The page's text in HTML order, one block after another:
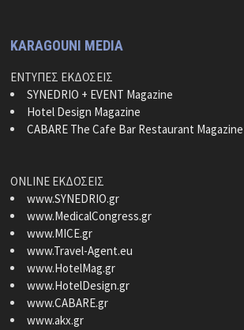
KARAGOUNI MEDIA
ΕΝΤΥΠΕΣ ΕΚΔΟΣΕΙΣ
SYNEDRIO + EVENT Magazine
Hotel Design Magazine
CABARE The Cafe Bar Restaurant Magazine
ONLINE ΕΚΔΟΣΕΙΣ
www.SYNEDRIO.gr
www.MedicalCongress.gr
www.MICE.gr
www.Travel-Agent.eu
www.HotelMag.gr
www.HotelDesign.gr
www.CABARE.gr
www.akx.gr